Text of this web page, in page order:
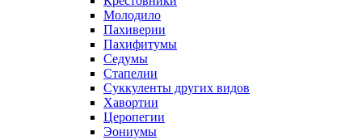
Молодило
Пахиверии
Пахифитумы
Седумы
Стапелии
Суккуленты других видов
Хавортии
Церопегии
Эониумы